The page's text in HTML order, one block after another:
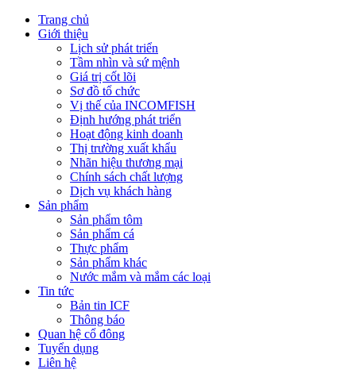
Trang chủ
Giới thiệu
Lịch sử phát triển
Tầm nhìn và sứ mệnh
Giá trị cốt lõi
Sơ đồ tổ chức
Vị thế của INCOMFISH
Định hướng phát triển
Hoạt động kinh doanh
Thị trường xuất khẩu
Nhãn hiệu thương mại
Chính sách chất lượng
Dịch vụ khách hàng
Sản phẩm
Sản phẩm tôm
Sản phẩm cá
Thực phẩm
Sản phẩm khác
Nước mắm và mắm các loại
Tin tức
Bản tin ICF
Thông báo
Quan hệ cổ đông
Tuyển dụng
Liên hệ